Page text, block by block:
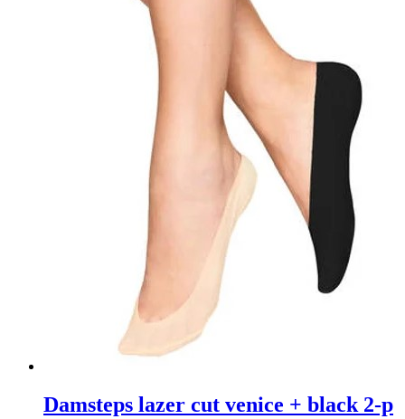
Damsteps lazer cut venice + black 2-p